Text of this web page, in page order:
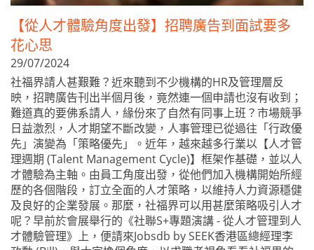
【從人才體驗角度出發】招聘廣告到面試要多
花心思
29/07/2024
社福界請人甚艱難？近來聽到不少機構的HR及管理層反
映，招聘廣告刊出半個月後，竟然連一個申請也沒有收到；
難道真的要佛系請人，緣份來了自然有同事上班？市場競爭
日益激烈，人才期望不斷改變，人事管理已從過往「行政優
先」演變為「策略優先」。近年，越來越多行業以【人才管
理週期 (Talent Management Cycle)】框架作基礎，並以人
才體驗為主軸。由員工角度出發，從他們加入機構開始所經
歷的各個階段，訂立全面的人才策略，以維持人力資源穩健
及良好的企業發展。那麼，社福界可以用甚麼策略吸引人才
呢？早前於會展舉行的《社聯S+專題演講 - 從人才管理到人
才體驗管理》上，便請來Jobsdb by SEEK香港區總經理李